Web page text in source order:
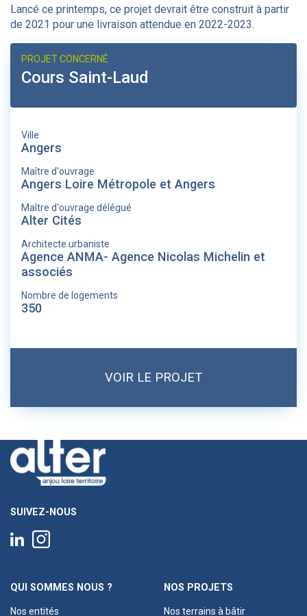
Lancé ce printemps, ce projet devrait être construit à partir
de 2021 pour une livraison attendue en 2022-2023.
PROJET CONCERNÉ
Cours Saint-Laud
Ville
Angers
Maître d'ouvrage
Angers Loire Métropole et Angers
Maître d'ouvrage délégué
Alter Cités
Architecte urbaniste
Agence ANMA- Agence Nicolas Michelin et
associés
Nombre de logements
350
VOIR LE PROJET
SUIVEZ-NOUS
QUI SOMMES NOUS ?
Nos entités
NOS PROJETS
Nos terrains à bâtir